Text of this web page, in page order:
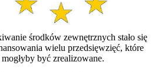
środków zewnętrznych stało się
wielu przedsięwzięć, które
być zrealizowane.